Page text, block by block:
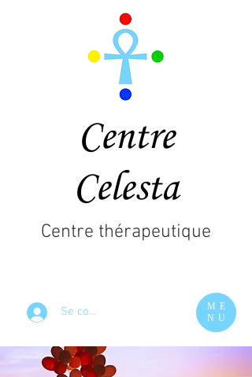
Centre
Celesta
Se connecter
ME
NU
Centre thérapeutique